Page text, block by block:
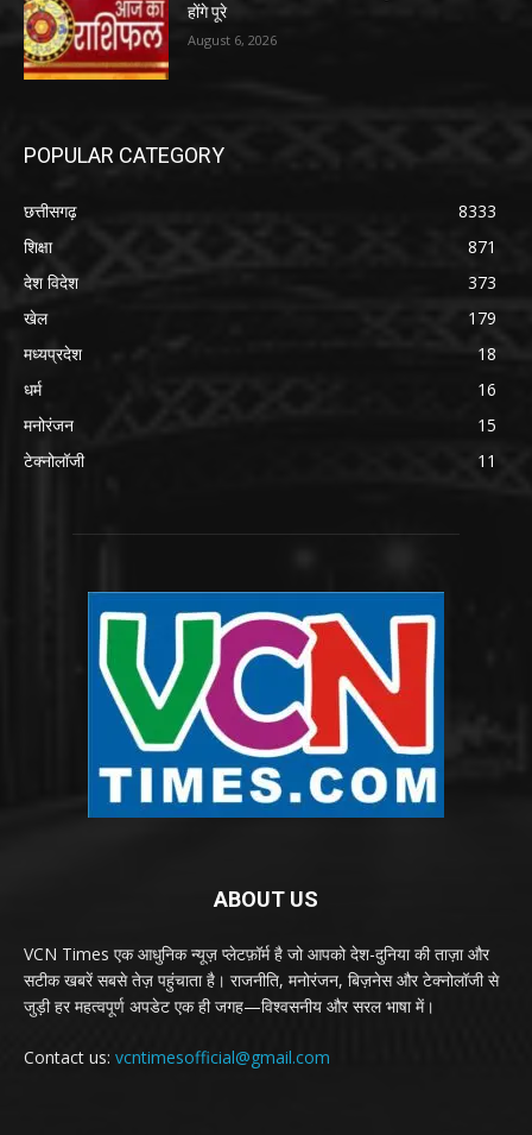
होंगे पूरे
August 6, 2026
POPULAR CATEGORY
छत्तीसगढ़
8333
शिक्षा
871
देश विदेश
373
खेल
179
मध्यप्रदेश
18
धर्म
16
मनोरंजन
15
टेक्नोलॉजी
11
ABOUT US
VCN Times एक आधुनिक न्यूज़ प्लेटफ़ॉर्म है जो आपको देश-दुनिया की ताज़ा और
सटीक खबरें सबसे तेज़ पहुंचाता है। राजनीति, मनोरंजन, बिज़नेस और टेक्नोलॉजी से
जुड़ी हर महत्वपूर्ण अपडेट एक ही जगह—विश्वसनीय और सरल भाषा में।
Contact us: vcntimesofficial@gmail.com